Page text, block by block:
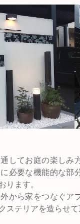
してお庭の楽しみ
必要な機能的な
ります。
から家をつなぐア
ステリアを造らせて